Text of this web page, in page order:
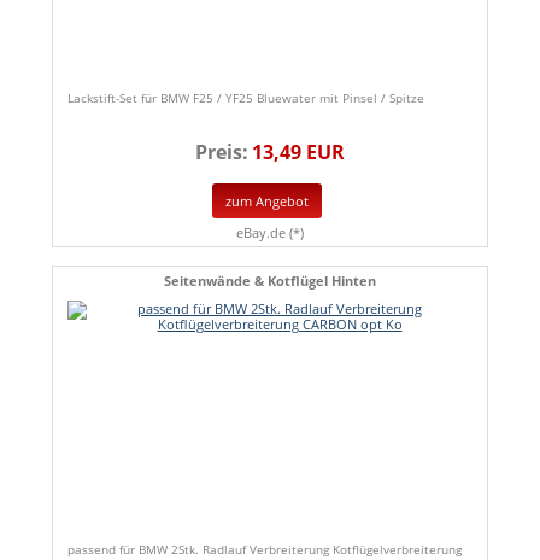
Lackstift-Set für BMW F25 / YF25 Bluewater mit Pinsel / Spitze
Preis: 13,49 EUR
zum Angebot
eBay.de (*)
Seitenwände & Kotflügel Hinten
passend für BMW 2Stk. Radlauf Verbreiterung Kotflügelverbreiterung